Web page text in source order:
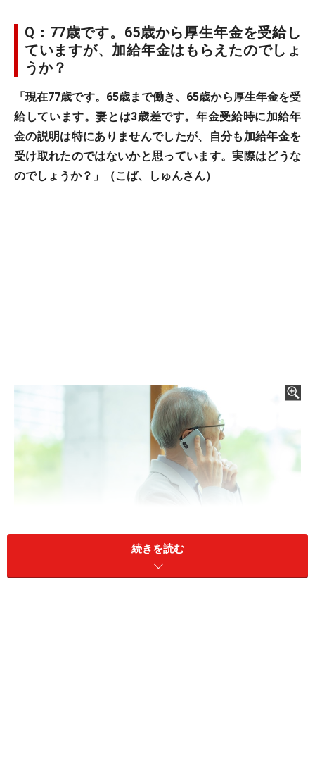
Q：77歳です。65歳から厚生年金を受給し
ていますが、加給年金はもらえたのでしょ
うか？
「現在77歳です。65歳まで働き、65歳から厚生年金を受
給しています。妻とは3歳差です。年金受給時に加給年
金の説明は特にありませんでしたが、自分も加給年金を
受け取れたのではないかと思っています。実際はどうな
のでしょうか？」（こば、しゅんさん）
続きを読む